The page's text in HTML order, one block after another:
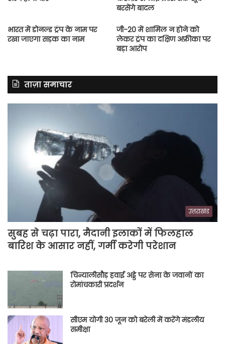
बरसेंगे बादल
भारत में डोनल्ड ट्रंप के नाम पर
रखा जाएगा सड़क का नाम
जी-20 में शामिल न होने को
लेकर ट्रंप का दक्षिण अफ्रीका पर
बड़ा आरोप
ताज़ा समाचार
उत्तराखंड
सुबह से चढ़ा पारा, मैदानी इलाकों में फिलहाल
बारिश के आसार नहीं, गर्मी करेगी परेशान
चिन्यालीसौड़ हवाई अड्डे पर सेना के जवानों का
रोमांचकारी प्रदर्शन
सीएम योगी 30 जून को बरेली में करेंगे मंडलीय
समीक्षा